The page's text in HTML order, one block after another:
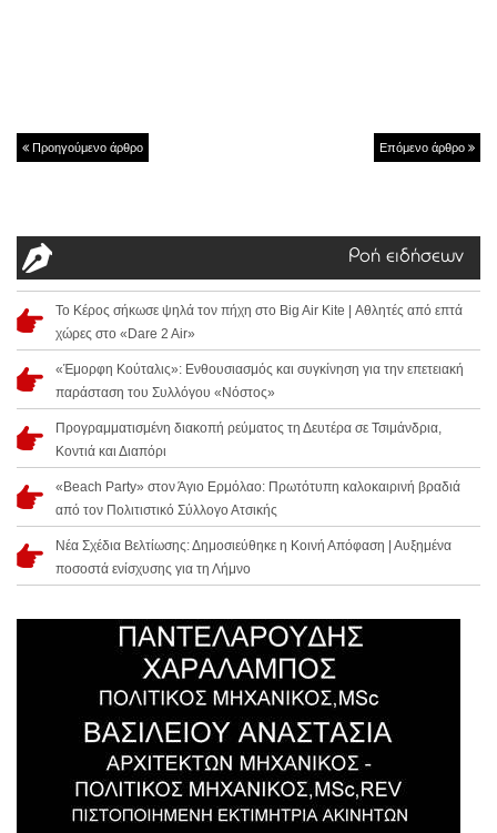
Προηγούμενο άρθρο Επόμενο άρθρο
Ροή ειδήσεων
Το Κέρος σήκωσε ψηλά τον πήχη στο Big Air Kite | Αθλητές από επτά
χώρες στο «Dare 2 Air»
«Έμορφη Κούταλις»: Ενθουσιασμός και συγκίνηση για την επετειακή
παράσταση του Συλλόγου «Νόστος»
Προγραμματισμένη διακοπή ρεύματος τη Δευτέρα σε Τσιμάνδρια,
Κοντιά και Διαπόρι
«Beach Party» στον Άγιο Ερμόλαο: Πρωτότυπη καλοκαιρινή βραδιά
από τον Πολιτιστικό Σύλλογο Ατσικής
Νέα Σχέδια Βελτίωσης: Δημοσιεύθηκε η Κοινή Απόφαση | Αυξημένα
ποσοστά ενίσχυσης για τη Λήμνο